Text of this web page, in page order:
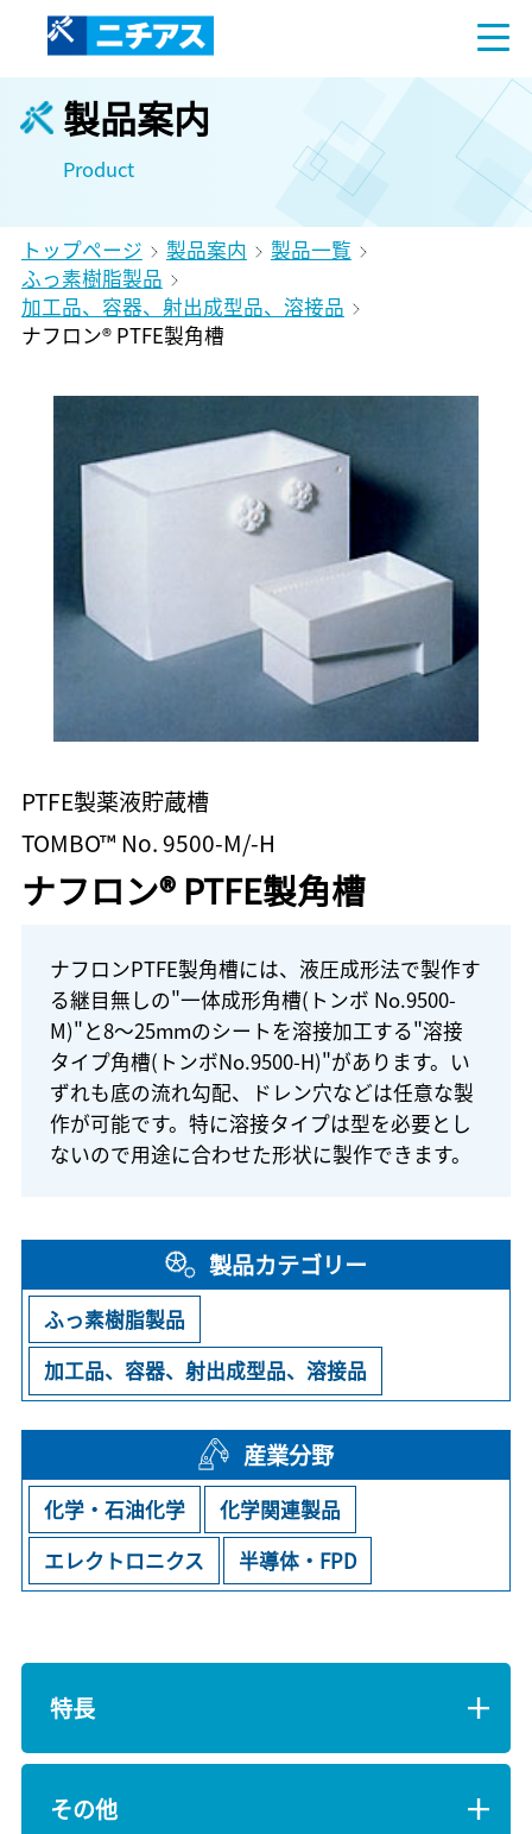
製品案内
Product
トップページ 製品案内
製品一覧
ふっ素樹脂製品
加工品、容器、射出成型品、溶接品
ナフロン® PTFE製角槽
PTFE製薬液貯蔵槽
TOMBO™ No. 9500-M/-H
ナフロン® PTFE製角槽
ナフロンPTFE製角槽には、液圧成形法で製作す
る継目無しの"一体成形角槽(トンボ No.9500-
M)"と8～25mmのシートを溶接加工する"溶接
タイプ角槽(トンボNo.9500-H)"があります。い
ずれも底の流れ勾配、ドレン穴などは任意な製
作が可能です。特に溶接タイプは型を必要とし
ないので用途に合わせた形状に製作できます。
製品カテゴリー
ふっ素樹脂製品
加工品、容器、射出成型品、溶接品
産業分野
化学・石油化学
化学関連製品
エレクトロニクス
半導体・FPD
特長
その他